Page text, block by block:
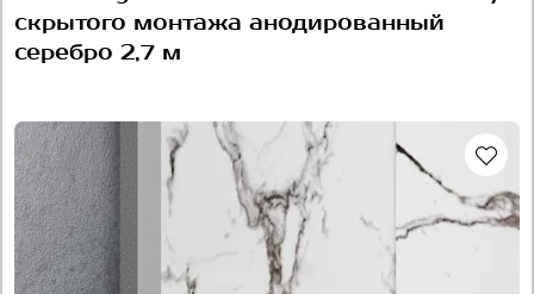
скрытого монтажа анодированный
серебро 2,7 м